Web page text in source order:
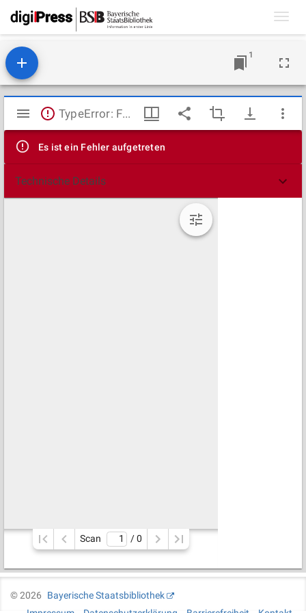
1
Mirador
Viewer
TypeError: Failed to fetch
Es ist ein Fehler aufgetreten
Technische Details
Scan / 0
©2026
Bayerische Staatsbibliothek